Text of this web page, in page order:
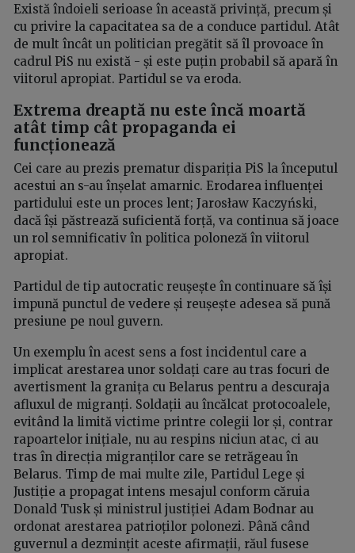
Există îndoieli serioase în această privință, precum și
cu privire la capacitatea sa de a conduce partidul. Atât
de mult încât un politician pregătit să îl provoace în
cadrul PiS nu există - și este puțin probabil să apară în
viitorul apropiat. Partidul se va eroda.
Extrema dreaptă nu este încă moartă
atât timp cât propaganda ei
funcționează
Cei care au prezis prematur dispariția PiS la începutul
acestui an s-au înșelat amarnic. Erodarea influenței
partidului este un proces lent; Jarosław Kaczyński,
dacă își păstrează suficientă forță, va continua să joace
un rol semnificativ în politica poloneză în viitorul
apropiat.
Partidul de tip autocratic reușește în continuare să își
impună punctul de vedere și reușește adesea să pună
presiune pe noul guvern.
Un exemplu în acest sens a fost incidentul care a
implicat arestarea unor soldați care au tras focuri de
avertisment la granița cu Belarus pentru a descuraja
afluxul de migranți. Soldații au încălcat protocoalele,
evitând la limită victime printre colegii lor și, contrar
rapoartelor inițiale, nu au respins niciun atac, ci au
tras în direcția migranților care se retrăgeau în
Belarus. Timp de mai multe zile, Partidul Lege și
Justiție a propagat intens mesajul conform căruia
Donald Tusk și ministrul justiției Adam Bodnar au
ordonat arestarea patrioților polonezi. Până când
guvernul a dezmințit aceste afirmații, răul fusese